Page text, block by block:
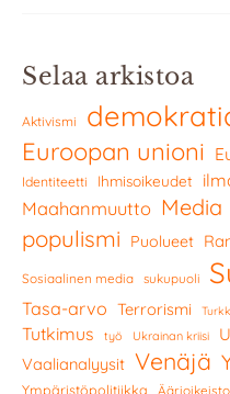
Selaa arkistoa
Aktivismi
Euroopan unioni
Identiteetti Ihmisoikeudet
Maahanmuutto Media
populismi Puolueet
Sosiaalinen media sukupuoli
Tasa-arvo Terrorismi
Tutkimus työ Ukrainan kriisi
Vaalianalyysit Venäjä
Ympäristöpolitiikka Äärioikeisto